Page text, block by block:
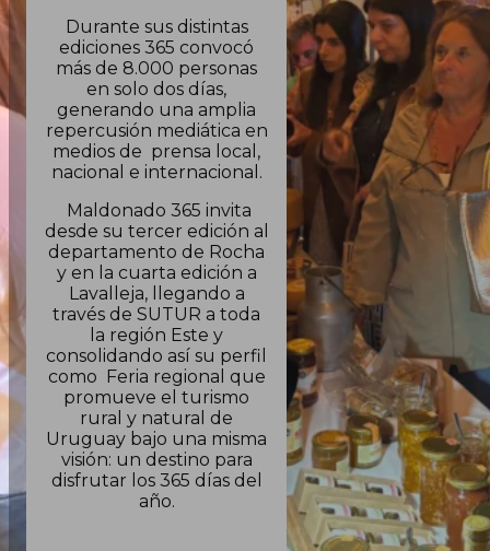
Durante sus distintas
ediciones 365 convocó
más de 8.000 personas
en solo dos días,
generando una amplia
repercusión mediática en
medios de prensa local,
nacional e internacional.
Maldonado 365 invita
desde su tercer edición al
departamento de Rocha
y en la cuarta edición a
Lavalleja, llegando a
través de SUTUR a toda
la región Este y
consolidando así su perfil
como Feria regional que
promueve el turismo
rural y natural de
Uruguay bajo una misma
visión: un destino para
disfrutar los 365 días del
año.